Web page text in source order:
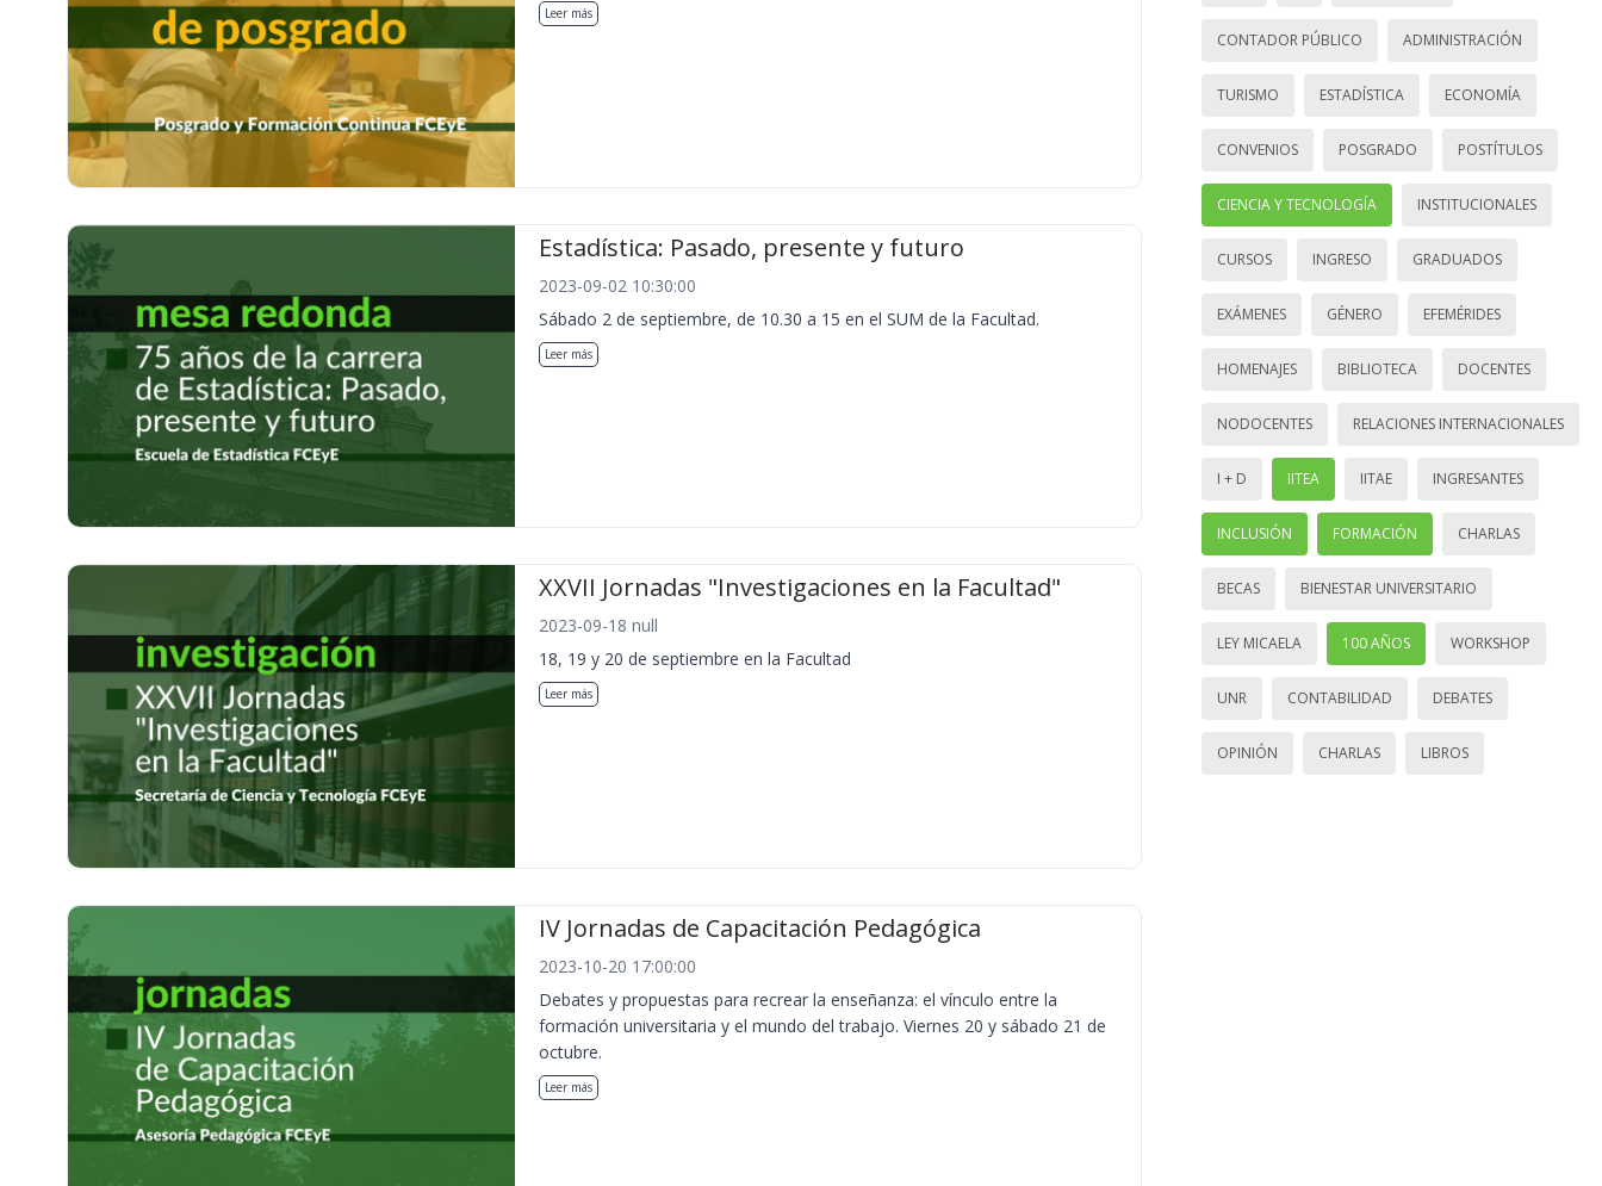
Leer más
Estadística: Pasado, presente y futuro
2023-09-02 10:30:00
Sábado 2 de septiembre, de 10.30 a 15 en el SUM de la Facultad.
Leer más
XXVII Jornadas "Investigaciones en la Facultad"
2023-09-18 null
18, 19 y 20 de septiembre en la Facultad
Leer más
IV Jornadas de Capacitación Pedagógica
2023-10-20 17:00:00
Debates y propuestas para recrear la enseñanza: el vínculo entre la
formación universitaria y el mundo del trabajo. Viernes 20 y sábado 21 de
octubre.
Leer más
CONTADOR PÚBLICO ADMINISTRACIÓN
TURISMO ESTADÍSTICA ECONOMÍA
CONVENIOS POSGRADO POSTÍTULOS
CIENCIA Y TECNOLOGÍA INSTITUCIONALES
CURSOS INGRESO GRADUADOS
EXÁMENES GÉNERO EFEMÉRIDES
HOMENAJES BIBLIOTECA DOCENTES
NODOCENTES RELACIONES INTERNACIONALES
I + D IITEA IITAE INGRESANTES
INCLUSIÓN FORMACIÓN CHARLAS
BECAS BIENESTAR UNIVERSITARIO
LEY MICAELA 100 AÑOS WORKSHOP
UNR CONTABILIDAD DEBATES
OPINIÓN CHARLAS LIBROS